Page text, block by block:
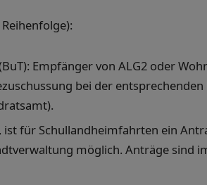
Empfänger von ALG2 oder
bei der
ist für Schullandheimfahrten ein
möglich. Anträge sind